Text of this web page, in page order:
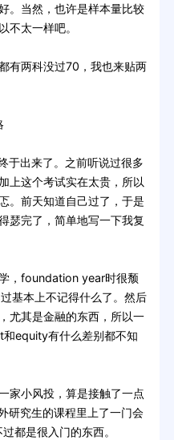
。当然，也许是样本量比较
不太一样吧。
两科没过70，我也来贴两
出来了。之前听说过很多
上这个考试实在太贵，所以
。前天知道自己过了，于是
瑟完了，简单地写一下我复
，foundation year时很颓
基本上不记得什么了。然后
尤其是金融的东西，所以一
equity有什么差别都不知
小风投，算是接触了一点
研究生的课程里上了一门会
都是很入门的东西。